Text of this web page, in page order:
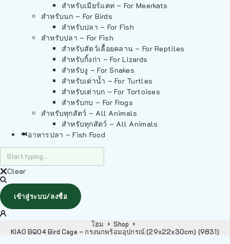
สำหรับเมียร์แคท – For Meerkats
สำหรับนก – For Birds
สำหรับปลา – For Fish
สำหรับปลา – For Fish
สำหรับสัตว์เลื้อยคลาน – For Reptiles
สำหรับกิ้งก่า – For Lizards
สำหรับงู – For Snakes
สำหรับเต่าน้ำ – For Turtles
สำหรับเต่าบก – For Tortoises
สำหรับกบ – For Frogs
สำหรับทุกสัตว์ – All Animals
สำหรับทุกสัตว์ – All Animals
อาหารปลา – Fish Food
Clear
เข้าสู่ระบบ/ลงชื่อ
โฮม
Shop
KIAO BQ04 Bird Cage – กรงนกพร้อมอุปกรณ์ (29x22x30cm) (9831)